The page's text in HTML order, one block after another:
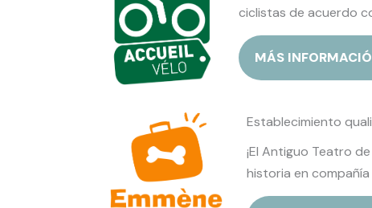
ciclistas de acuerdo
MÁS
Establecimiento
¡El Antiguo Teatro
historia en